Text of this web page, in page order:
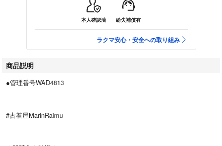
本人確認済 紛失補償有
ラクマ安心・安全への取り組み
商品説明
●管理番号WAD4813
#古着屋MarinRaimu